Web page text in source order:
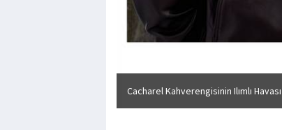
Cacharel Kahverengisinin Ilımlı Havası